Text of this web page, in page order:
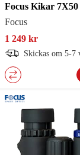
Focus
1 249 kr
Skickas om 5-7